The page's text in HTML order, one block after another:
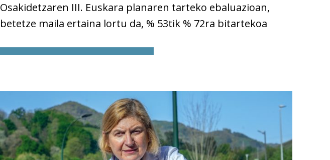
Osakidetzaren III. Euskara planaren tarteko ebaluazioan,
betetze maila ertaina lortu da, % 53tik % 72ra bitartekoa